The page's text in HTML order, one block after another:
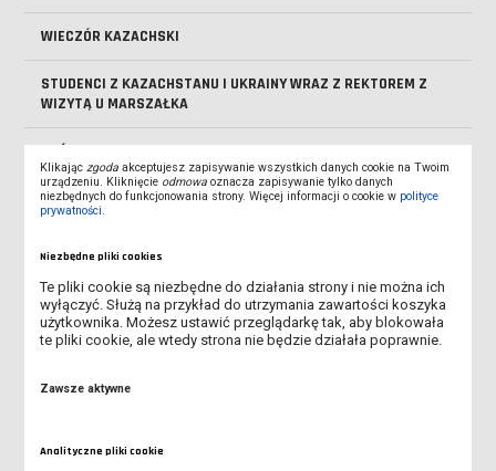
WIECZÓR KAZACHSKI
STUDENCI Z KAZACHSTANU I UKRAINY WRAZ Z REKTOREM Z
WIZYTĄ U MARSZAŁKA
OBÓZ W SZKLARSKIEJ PORĘBIE
SPOTKANIE GRUPY Z AŁMATY Z PROREKTOREM
SPOTKANIE STUDENTÓW Z KAZACHSTANU W INSTYTUCIE
GOSPODARKI I ZARZĄDZANIA PRZESTRZENIĄ
DIDACTIC HUB SEMEY - KAZACHSTAN
Klikając zgoda akceptujesz zapisywanie wszystkich danych cookie na Twoim
urządzeniu. Kliknięcie odmowa oznacza zapisywanie tylko danych
niezbędnych do funkcjonowania strony. Więcej informacji o cookie w polityce
prywatności
Niezbędne pliki cookies
Te pliki cookie są niezbędne do działania strony i nie można ich
wyłączyć. Służą na przykład do utrzymania zawartości koszyka
użytkownika. Możesz ustawić przeglądarkę tak, aby blokowała
te pliki cookie, ale wtedy strona nie będzie działała poprawnie.
Zawsze aktywne
Analityczne pliki cookie